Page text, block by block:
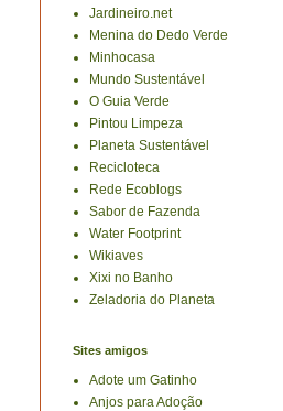
Jardineiro.net
Menina do Dedo Verde
Minhocasa
Mundo Sustentável
O Guia Verde
Pintou Limpeza
Planeta Sustentável
Recicloteca
Rede Ecoblogs
Sabor de Fazenda
Water Footprint
Wikiaves
Xixi no Banho
Zeladoria do Planeta
Sites amigos
Adote um Gatinho
Anjos para Adoção